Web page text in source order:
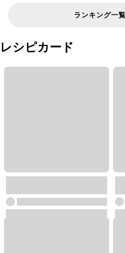
ランキング一
レシピカード